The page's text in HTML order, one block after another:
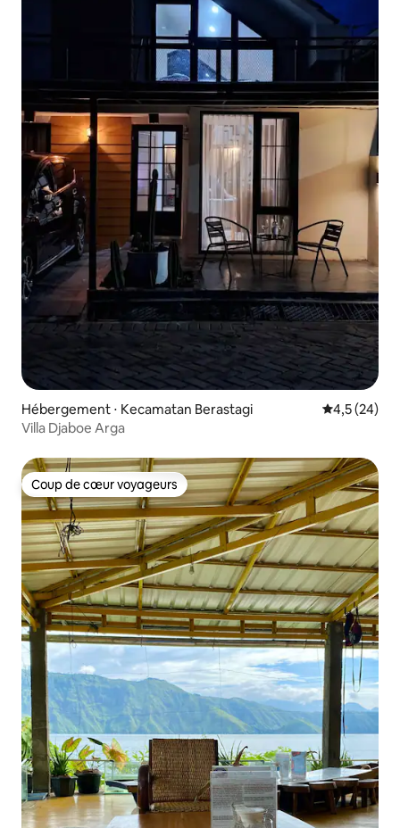
Hébergement ⋅ Kecamatan Berastagi Évaluation
4,5 (24)
Villa Djaboe Arga
Coup de cœur voyageurs
Coup de cœur voyageurs